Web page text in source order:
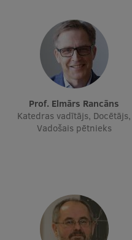
Prof. Elmārs Rancāns
Katedras vadītājs, Docētājs,
Vadošais pētnieks